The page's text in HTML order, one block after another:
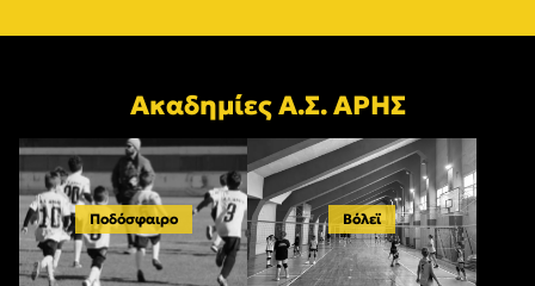
Ακαδημίες Α.Σ. ΑΡΗΣ
Ποδόσφαιρο Βόλεϊ